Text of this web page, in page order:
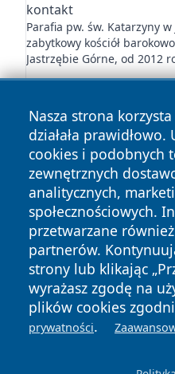
kontakt
Parafia pw. św. Katarzyny
zabytkowy kościół
Jastrzębie Górne, od 2012
Nasza strona
działała
cookies i podobnych
zewnętrznych
analitycznych,
społecznościowych.
przetwarzane
partnerów.
strony lub klikając
wyrażasz zgodę na
plików cookies
prywatności.
Copyright © 2026
zastrzeżone.
News Autorzy
Polityka